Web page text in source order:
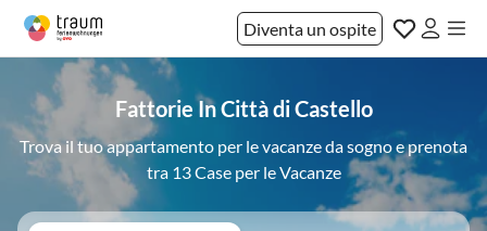
Diventa un ospite
Fattorie In Città di Castello
Trova il tuo appartamento per le vacanze da sogno e prenota
tra 13 Case per le Vacanze